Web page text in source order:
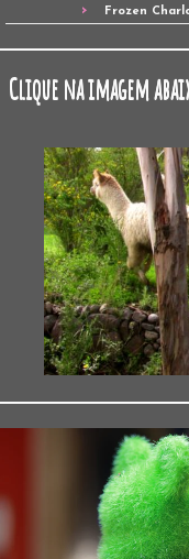
Frozen
Clique na imagem